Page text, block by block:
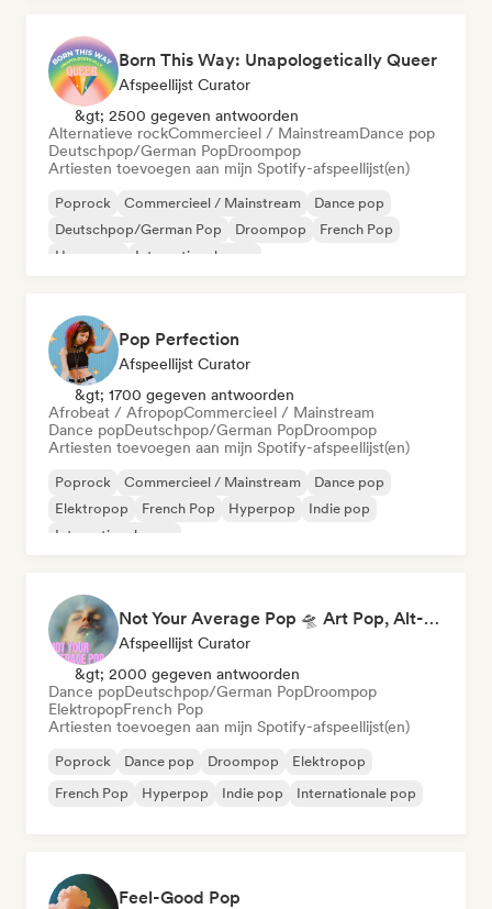
Born This Way: Unapologetically Queer
Afspeellijst Curator
&gt; 2500 gegeven antwoorden
Alternatieve rockCommercieel / MainstreamDance pop
Deutschpop/German PopDroompop
Artiesten toevoegen aan mijn Spotify-afspeellijst(en)
Poprock Commercieel / Mainstream
Dance pop
Deutschpop/German Pop
Droompop
French Pop
Hyperpop
Internationale pop
Pop Perfection
Afspeellijst Curator
&gt; 1700 gegeven antwoorden
Afrobeat / AfropopCommercieel / Mainstream
Dance popDeutschpop/German PopDroompop
Artiesten toevoegen aan mijn Spotify-afspeellijst(en)
Poprock Commercieel / Mainstream
Dance pop
Elektropop
French Pop Hyperpop
Indie pop
Internationale pop
Not Your Average Pop 🛸 Art Pop, Alt-Pop & Indie Pop
Afspeellijst Curator
&gt; 2000 gegeven antwoorden
Dance popDeutschpop/German PopDroompop
ElektropopFrench Pop
Artiesten toevoegen aan mijn Spotify-afspeellijst(en)
Poprock Dance pop Droompop
Elektropop
French Pop
Hyperpop Indie pop Internationale pop
Feel-Good Pop